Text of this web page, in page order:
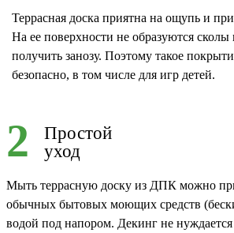
Террасная доска приятна на ощупь и
На ее поверхности не образуются
получить занозу. Поэтому такое
безопасно, в том числе для игр детей.
2
Простой
уход
Мыть террасную доску из ДПК можно
обычных бытовых моющих средств
водой под напором. Декинг не